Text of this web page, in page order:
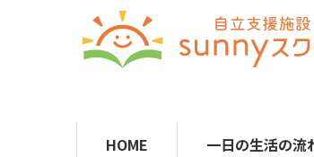
HOME 一日の生活の流